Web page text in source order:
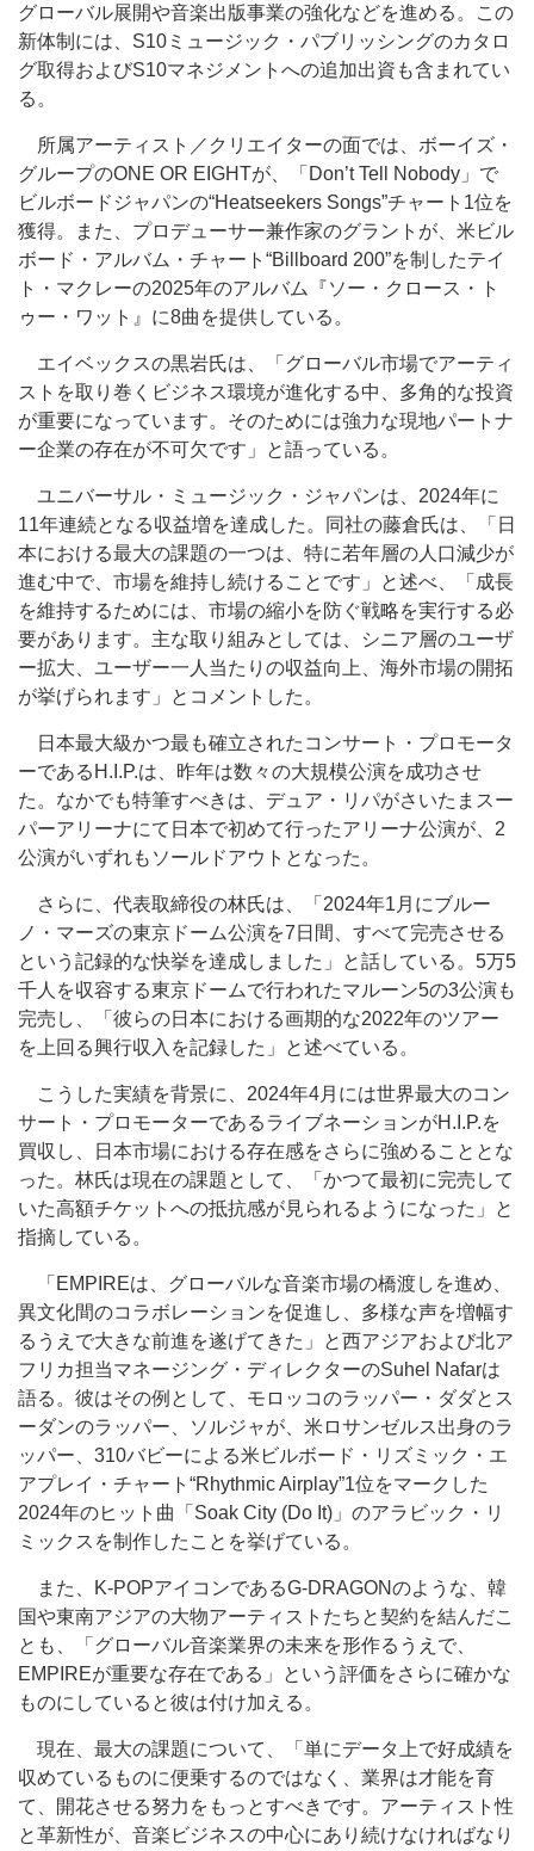
グローバル展開や音楽出版事業の強化などを進める。この
新体制には、S10ミュージック・パブリッシングのカタロ
グ取得およびS10マネジメントへの追加出資も含まれてい
る。
所属アーティスト／クリエイターの面では、ボーイズ・
グループのONE OR EIGHTが、「Don’t Tell Nobody」で
ビルボードジャパンの“Heatseekers Songs”チャート1位を
獲得。また、プロデューサー兼作家のグラントが、米ビル
ボード・アルバム・チャート“Billboard 200”を制したテイ
ト・マクレーの2025年のアルバム『ソー・クロース・ト
ゥー・ワット』に8曲を提供している。
エイベックスの黒岩氏は、「グローバル市場でアーティ
ストを取り巻くビジネス環境が進化する中、多角的な投資
が重要になっています。そのためには強力な現地パートナ
ー企業の存在が不可欠です」と語っている。
ユニバーサル・ミュージック・ジャパンは、2024年に
11年連続となる収益増を達成した。同社の藤倉氏は、「日
本における最大の課題の一つは、特に若年層の人口減少が
進む中で、市場を維持し続けることです」と述べ、「成長
を維持するためには、市場の縮小を防ぐ戦略を実行する必
要があります。主な取り組みとしては、シニア層のユーザ
ー拡大、ユーザー一人当たりの収益向上、海外市場の開拓
が挙げられます」とコメントした。
日本最大級かつ最も確立されたコンサート・プロモータ
ーであるH.I.P.は、昨年は数々の大規模公演を成功させ
た。なかでも特筆すべきは、デュア・リパがさいたまスー
パーアリーナにて日本で初めて行ったアリーナ公演が、2
公演がいずれもソールドアウトとなった。
さらに、代表取締役の林氏は、「2024年1月にブルー
ノ・マーズの東京ドーム公演を7日間、すべて完売させる
という記録的な快挙を達成しました」と話している。5万5
千人を収容する東京ドームで行われたマルーン5の3公演も
完売し、「彼らの日本における画期的な2022年のツアー
を上回る興行収入を記録した」と述べている。
こうした実績を背景に、2024年4月には世界最大のコン
サート・プロモーターであるライブネーションがH.I.P.を
買収し、日本市場における存在感をさらに強めることとな
った。林氏は現在の課題として、「かつて最初に完売して
いた高額チケットへの抵抗感が見られるようになった」と
指摘している。
「EMPIREは、グローバルな音楽市場の橋渡しを進め、
異文化間のコラボレーションを促進し、多様な声を増幅す
るうえで大きな前進を遂げてきた」と西アジアおよび北ア
フリカ担当マネージング・ディレクターのSuhel Nafarは
語る。彼はその例として、モロッコのラッパー・ダダとス
ーダンのラッパー、ソルジャが、米ロサンゼルス出身のラ
ッパー、310バビーによる米ビルボード・リズミック・エ
アプレイ・チャート“Rhythmic Airplay”1位をマークした
2024年のヒット曲「Soak City (Do It)」のアラビック・リ
ミックスを制作したことを挙げている。
また、K-POPアイコンであるG-DRAGONのような、韓
国や東南アジアの大物アーティストたちと契約を結んだこ
とも、「グローバル音楽業界の未来を形作るうえで、
EMPIREが重要な存在である」という評価をさらに確かな
ものにしていると彼は付け加える。
現在、最大の課題について、「単にデータ上で好成績を
収めているものに便乗するのではなく、業界は才能を育
て、開花させる努力をもっとすべきです。アーティスト性
と革新性が、音楽ビジネスの中心にあり続けなければなり